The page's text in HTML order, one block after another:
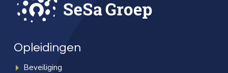
Opleidingen
Beveiliging